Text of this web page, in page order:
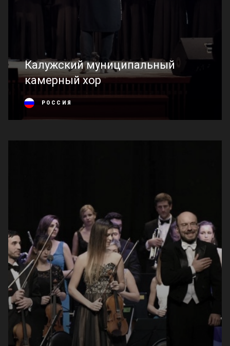
Калужский муниципальный
камерный хор
РОССИЯ